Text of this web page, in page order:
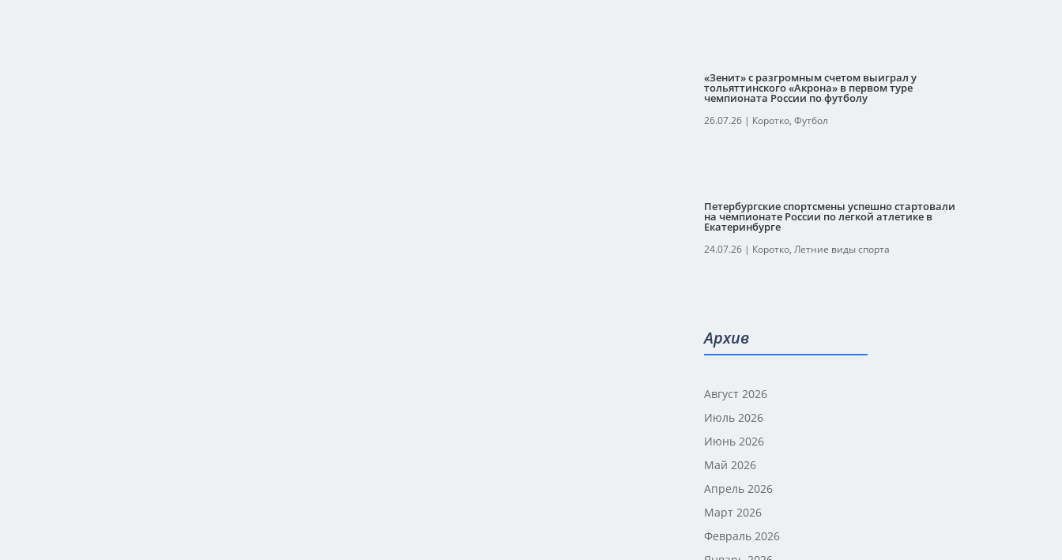
«Зенит» с разгромным счетом выиграл у
тольяттинского «Акрона» в первом туре
чемпионата России по футболу
26.07.26| Коротко, Футбол
Петербургские спортсмены успешно стартовали
на чемпионате России по легкой атлетике в
Екатеринбурге
24.07.26| Коротко, Летние виды спорта
Архив
Август 2026
Июль 2026
Июнь 2026
Май 2026
Апрель 2026
Март 2026
Февраль 2026